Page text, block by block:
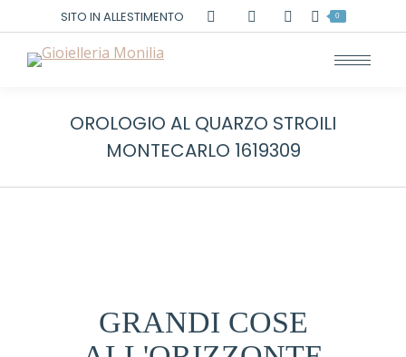
SITO IN ALLESTIMENTO Cerca: 0
OROLOGIO AL QUARZO STROILI
MONTECARLO 1619309
GRANDI COSE